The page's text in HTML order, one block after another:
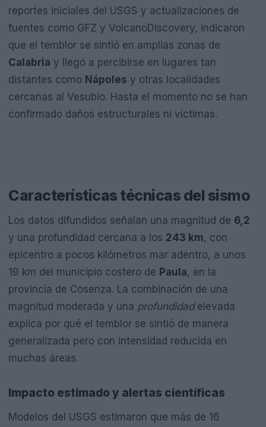
reportes iniciales del USGS y actualizaciones de
fuentes como GFZ y VolcanoDiscovery, indicaron
que el temblor se sintió en amplias zonas de
Calabria y llegó a percibirse en lugares tan
distantes como Nápoles y otras localidades
cercanas al Vesubio. Hasta el momento no se han
confirmado daños estructurales ni víctimas.
Características técnicas del sismo
Los datos difundidos señalan una magnitud de 6,2
y una profundidad cercana a los 243 km, con
epicentro a pocos kilómetros mar adentro, a unos
19 km del municipio costero de Paula, en la
provincia de Cosenza. La combinación de una
magnitud moderada y una profundidadelevada
explica por qué el temblor se sintió de manera
generalizada pero con intensidad reducida en
muchas áreas.
Impacto estimado y alertas científicas
Modelos del USGS estimaron que más de 16